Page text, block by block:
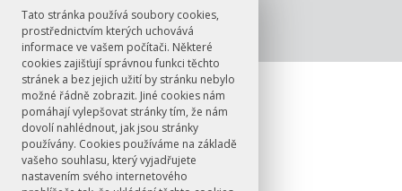
Tato stránka používá soubory cookies,
prostřednictvím kterých uchovává
informace ve vašem počítači. Některé
cookies zajišťují správnou funkci těchto
stránek a bez jejich užití by stránku nebylo
možné řádně zobrazit. Jiné cookies nám
pomáhají vylepšovat stránky tím, že nám
dovolí nahlédnout, jak jsou stránky
používány. Cookies používáme na základě
vašeho souhlasu, který vyjadřujete
nastavením svého internetového
research